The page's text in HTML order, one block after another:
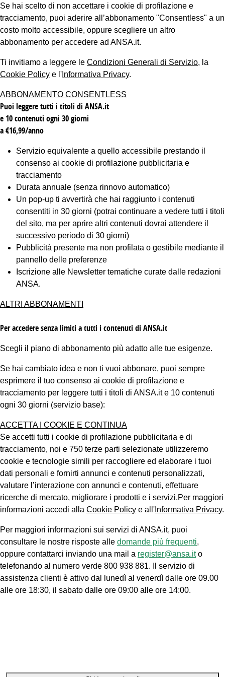
Se hai scelto di non accettare i cookie di profilazione e
tracciamento, puoi aderire all’abbonamento "Consentless" a un
costo molto accessibile, oppure scegliere un altro
abbonamento per accedere ad ANSA.it.
Ti invitiamo a leggere le Condizioni Generali di Servizio, la
Cookie Policy e l' Informativa Privacy.
ABBONAMENTO CONSENTLESS
Puoi leggere tutti i titoli di ANSA.it
e 10 contenuti ogni 30 giorni
a €16,99/anno
Servizio equivalente a quello accessibile prestando il
consenso ai cookie di profilazione pubblicitaria e
tracciamento
Durata annuale (senza rinnovo automatico)
Un pop-up ti avvertirà che hai raggiunto i contenuti
consentiti in 30 giorni (potrai continuare a vedere tutti i titoli
del sito, ma per aprire altri contenuti dovrai attendere il
successivo periodo di 30 giorni)
Pubblicità presente ma non profilata o gestibile mediante il
pannello delle preferenze
Iscrizione alle Newsletter tematiche curate dalle redazioni
ANSA.
ALTRI ABBONAMENTI
Per accedere senza limiti a tutti i contenuti di ANSA.it
Scegli il piano di abbonamento più adatto alle tue esigenze.
Se hai cambiato idea e non ti vuoi abbonare, puoi sempre
esprimere il tuo consenso ai cookie di profilazione e
tracciamento per leggere tutti i titoli di ANSA.it e 10 contenuti
ogni 30 giorni (servizio base):
ACCETTA I COOKIE E CONTINUA
Se accetti tutti i cookie di profilazione pubblicitaria e di
tracciamento, noi e 750 terze parti selezionate utilizzeremo
cookie e tecnologie simili per raccogliere ed elaborare i tuoi
dati personali e fornirti annunci e contenuti personalizzati,
valutare l’interazione con annunci e contenuti, effettuare
ricerche di mercato, migliorare i prodotti e i servizi.Per maggiori
informazioni accedi alla Cookie Policy e all' Informativa Privacy.
Per maggiori informazioni sui servizi di ANSA.it, puoi
consultare le nostre risposte alle domande più frequenti,
oppure contattarci inviando una mail a register@ansa.ito
telefonando al numero verde 800 938 881. Il servizio di
assistenza clienti è attivo dal lunedì al venerdì dalle ore 09.00
alle ore 18:30, il sabato dalle ore 09:00 alle ore 14:00.